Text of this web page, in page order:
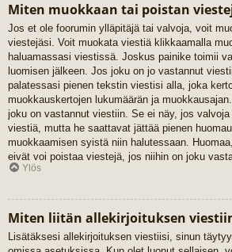
Miten muokkaan tai poistan
Jos et ole foorumin ylläpitäjä tai valvoja, voit
viestejäsi. Voit muokata viestiä klikkaamalla
haluamassasi viestissä. Joskus painike toimii
luomisen jälkeen. Jos joku on jo vastannut
palatessasi pienen tekstin viestisi alla, joka
muokkauskertojen lukumäärän ja
joku on vastannut viestiin. Se ei näy, jos
viestiä, mutta he saattavat jättää pienen
muokkaamisen syistä niin halutessaan.
eivät voi poistaa viestejä, jos niihin on joku
Ylös
Miten liitän allekirjoituksen
Lisätäksesi allekirjoituksen viestiisi, sinun